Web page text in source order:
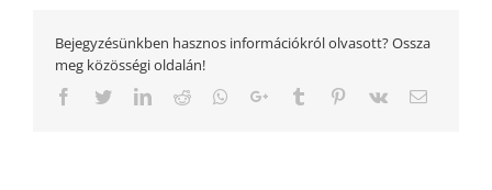
Bejegyzésünkben hasznos információkról olvasott? Ossza
meg közösségi oldalán!
Facebook
TwitterLinkedIn
Reddit Whatsapp
Google+Tumblr Pinterest
Vk Email